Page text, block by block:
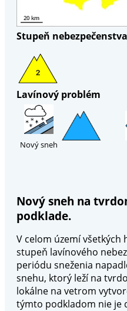
Stupeň nebezpečenstva
Lavínový problém
Nový sneh
Nový sneh na
podklade.
V celom území všetkých
stupeň lavínového
periódu sneženia
snehu, ktorý leží na
lokálne na vetrom
týmto podkladom nie je